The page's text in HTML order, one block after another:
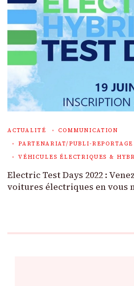
ACTUALITÉ
COMMUNICATION
PARTENARIAT/PUBLI-REPORTAGE
VÉHICULES ÉLECTRIQUES &
Electric Test Days 2022 :
voitures électriques en vous